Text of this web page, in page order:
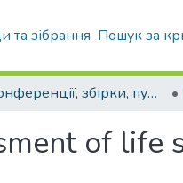
та зібрання Пошук за
Конференції, збірки, публікації молодих вчених і здобувачів : магістрів, бакалаврів, аспірантів.
of life